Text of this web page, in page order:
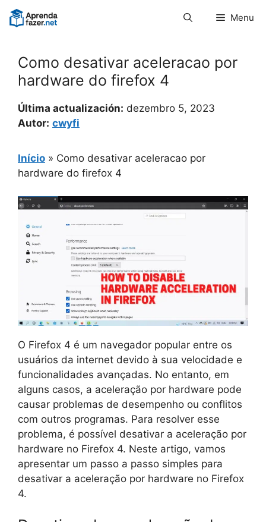
Pular
para
Menu
Como desativar aceleracao por
hardware do firefox 4
Última actualización: dezembro 5, 2023
Autor: cwyfi
Início » Como desativar aceleracao por
hardware do firefox 4
O Firefox 4 é um navegador popular entre os
usuários da internet devido à sua velocidade e
funcionalidades avançadas. No entanto, em
alguns casos, a aceleração por hardware pode
causar problemas de desempenho ou conflitos
com outros programas. Para resolver esse
problema, é possível desativar a aceleração por
hardware no Firefox 4. Neste artigo, vamos
apresentar um passo a passo simples para
desativar a aceleração por hardware no Firefox
4.